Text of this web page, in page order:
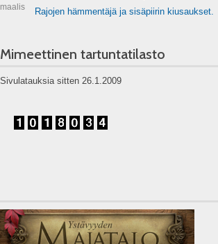
maalis
Rajojen hämmentäjä ja sisäpiirin kiusaukset.
Mimeettinen tartuntatilasto
Sivulatauksia sitten 26.1.2009